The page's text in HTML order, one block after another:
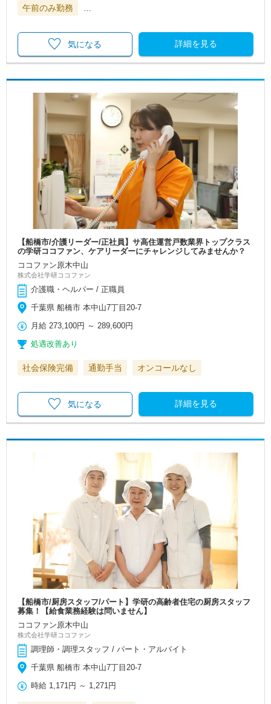
午前のみ勤務
詳細を見る
気になる
【船橋市/介護リーダー/正社員】サ高住運営戸数業界トップクラス
の学研ココファン、ケアリーダーにチャレンジしてみませんか？
ココファン原木中山
株式会社学研ココファン
介護職・ヘルパー / 正職員
千葉県 船橋市 本中山7丁目20-7
月給 273,100円 ～289,600円
処遇改善あり
社会保険完備 通勤手当 オンコールなし
詳細を見る
気になる
【船橋市/厨房スタッフ/パート】学研の高齢者住宅の厨房スタッフ
募集！【給食業務経験は問いません】
ココファン原木中山
株式会社学研ココファン
調理師・調理スタッフ / パート・アルバイト
千葉県 船橋市 本中山7丁目20-7
時給 1,171円 ～ 1,271円